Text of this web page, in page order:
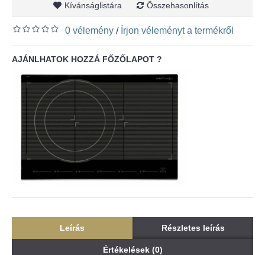
Kívánságlistára Összehasonlítás
0 vélemény / Írjon véleményt a termékről
AJÁNLHATOK HOZZÁ FŐZŐLAPOT ?
Leírás Részletes leírás
Értékelések (0)